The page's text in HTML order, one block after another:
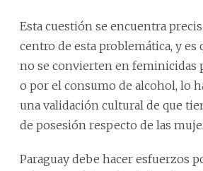
Esta cuestión se encuentra
centro de esta problemática, y es
no se convierten en feminicidas
o por el consumo de alcohol, lo
una validación cultural de que
de posesión respecto de las
Paraguay debe hacer esfuerzos